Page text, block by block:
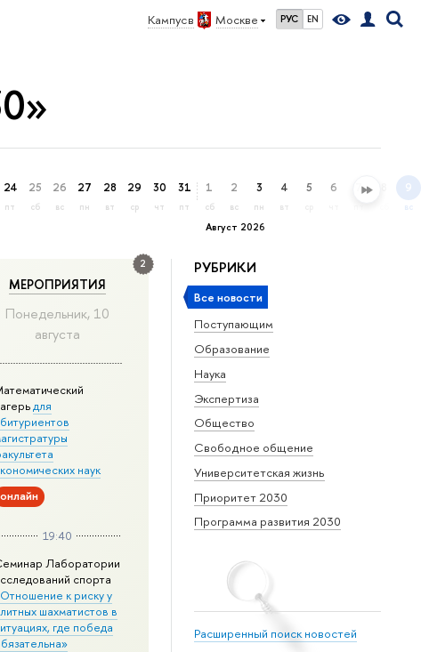
Кампус в Москве РУС EN
24
пт
25
сб
26
вс
27
пн
28
вт
29
ср
30
чт
31
пт
Август 2026
1
сб
2
вс
3
пн
4
вт
5 6 7 9
вс
РУБРИКИ
Все новости
Поступающим
Образование
Наука
Экспертиза
Общество
Свободное общение
Университетская жизнь
Приоритет 2030
Программа развития 2030
Расширенный поиск новостей
2
МЕРОПРИЯТИЯ
Понедельник, 10
августа
для
наук
онлайн
19:40
Лаборатории
спорта
к риску у
шахматистов в
где победа